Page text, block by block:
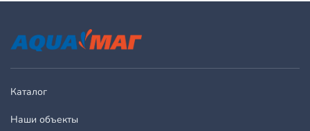
Каталог
Наши объекты